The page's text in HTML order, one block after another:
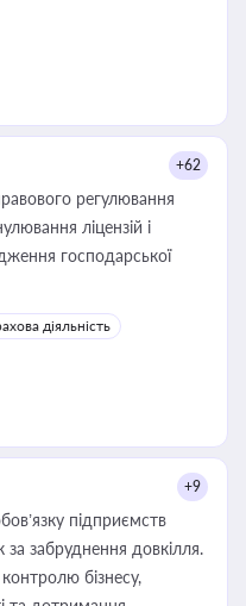
+62
регулювання
ліцензій і
господарської
діяльність
+9
підприємств
за забруднення довкілля.
бізнесу,